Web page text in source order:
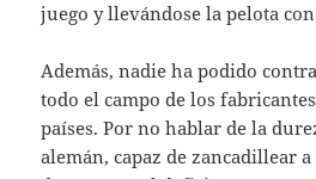
juego y llevándose la pelota
Además, nadie ha podido
todo el campo de los
países. Por no hablar de la
alemán, capaz de zancadillear